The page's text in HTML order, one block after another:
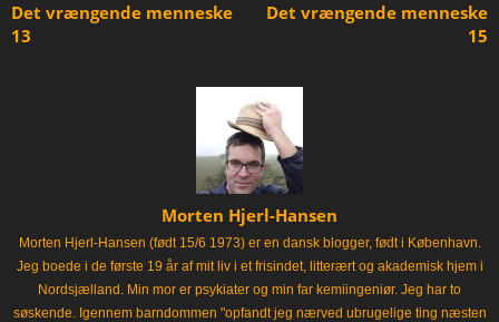
Det vrængende menneske
13
Det vrængende menneske
15
Morten Hjerl-Hansen
Morten Hjerl-Hansen (født 15/6 1973) er en dansk blogger, født i København.
Jeg boede i de første 19 år af mit liv i et frisindet, litterært og akademisk hjem i
Nordsjælland. Min mor er psykiater og min far kemiingeniør. Jeg har to
søskende. Igennem barndommen "opfandt jeg nærved ubrugelige ting næsten